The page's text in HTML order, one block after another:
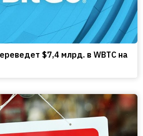
$7,4 млрд. в WBTC на